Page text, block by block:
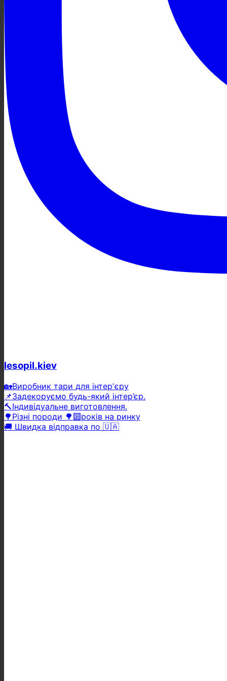
lesopil.kiev
🏡Виробник тари для інтерʼєру
📌Задекоруємо будь-який інтер’єр.
🔨Індивідуальне виготовлення.
🌳Різні породи 🌳🔟років на ринку
🚚 Швидка відправка по 🇺🇦